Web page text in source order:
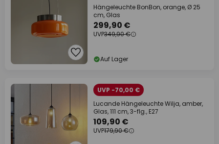
Hängeleuchte BonBon, orange, Ø 25
cm, Glas
299,90 €
UVP349,90 €
Auf Lager
UVP -70,00 €
Lucande Hängeleuchte Wilja, amber,
Glas, 111 cm, 3-flg., E27
109,90 €
UVP179,90 €